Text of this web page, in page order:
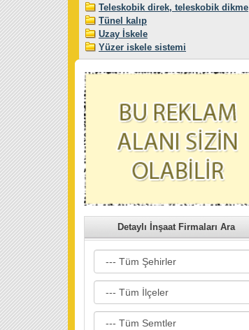
Teleskobik direk, teleskobik dikme
Tünel kalıp
Uzay İskele
Yüzer iskele sistemi
Detaylı İnşaat Firmaları Ara